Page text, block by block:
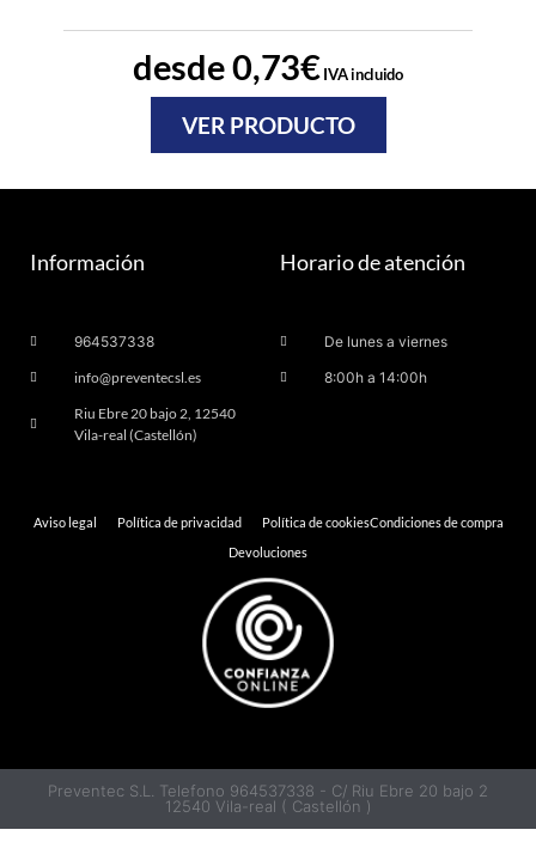
desde0,73€IVA incluido
VER PRODUCTO
Información
964537338
info@preventecsl.es
Riu Ebre 20 bajo 2, 12540
Vila-real (Castellón)
Horario de atención
De lunes a viernes
8:00h a 14:00h
Aviso legal Política de privacidad Política de cookiesCondiciones de compra
Devoluciones
Preventec S.L. Telefono 964537338 - C/ Riu Ebre 20 bajo 2
12540 Vila-real ( Castellón )